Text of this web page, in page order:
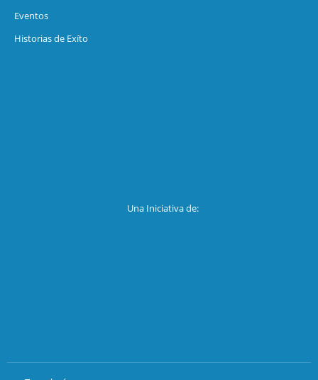
Eventos
Historias de Exíto
Una Iniciativa de: